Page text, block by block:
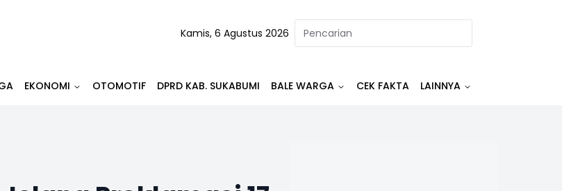
Kamis, 6 Agustus 2026
EKONOMI OTOMOTIF DPRD KAB. SUKABUMI BALE WARGA CEK FAKTA LAINNYA